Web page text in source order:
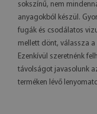
sokszínű, nem
anyagokból készül.
fugák és csodálatos
mellett dönt, válassza
Ezenkívül szeretnénk
távolságot javasolunk
terméken lévő